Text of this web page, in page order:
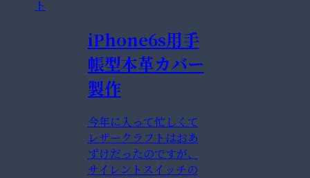
ト
iPhone6s用手
帳型本革カバー
製作
今年に入って忙しくて
レザークラフトはおあ
ずけだったのですが、
サイレントスイッチの